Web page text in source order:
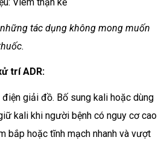
tác dụng không mong muốn
trí ADR:
điện giải đồ. Bố sung kali hoặc dùng
kali khi người bệnh có nguy cơ cao
bắp hoặc tĩnh mạch nhanh và vượt